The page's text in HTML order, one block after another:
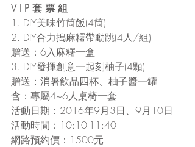
V I P 套 票 組
1. DIY美味竹筒飯(4筒)
2. DIY合力搗麻糬帶動跳(4人/組)
贈送：6入麻糬一盒
3. DIY發揮創意一起刻柚子(4顆)
贈送：消暑飲品四杯、柚子醬一罐
含：專屬4~6人桌椅一套
活動日期：2016年9月3日、9月10日
活動時間：10:10-11:40
網路預約價：1500元